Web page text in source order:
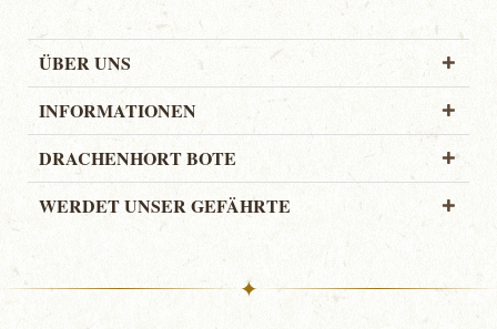
ÜBER UNS
INFORMATIONEN
DRACHENHORT BOTE
WERDET UNSER GEFÄHRTE
✦